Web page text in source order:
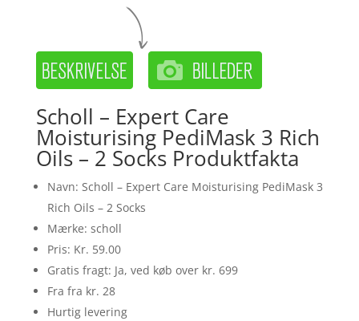
Scholl – Expert Care
Moisturising PediMask 3 Rich
Oils – 2 Socks Produktfakta
Navn: Scholl – Expert Care Moisturising PediMask 3
Rich Oils – 2 Socks
Mærke: scholl
Pris: Kr. 59.00
Gratis fragt: Ja, ved køb over kr. 699
Fra fra kr. 28
Hurtig levering